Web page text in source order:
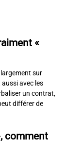
«
sur
aussi avec les
un contrat,
différer de
comment